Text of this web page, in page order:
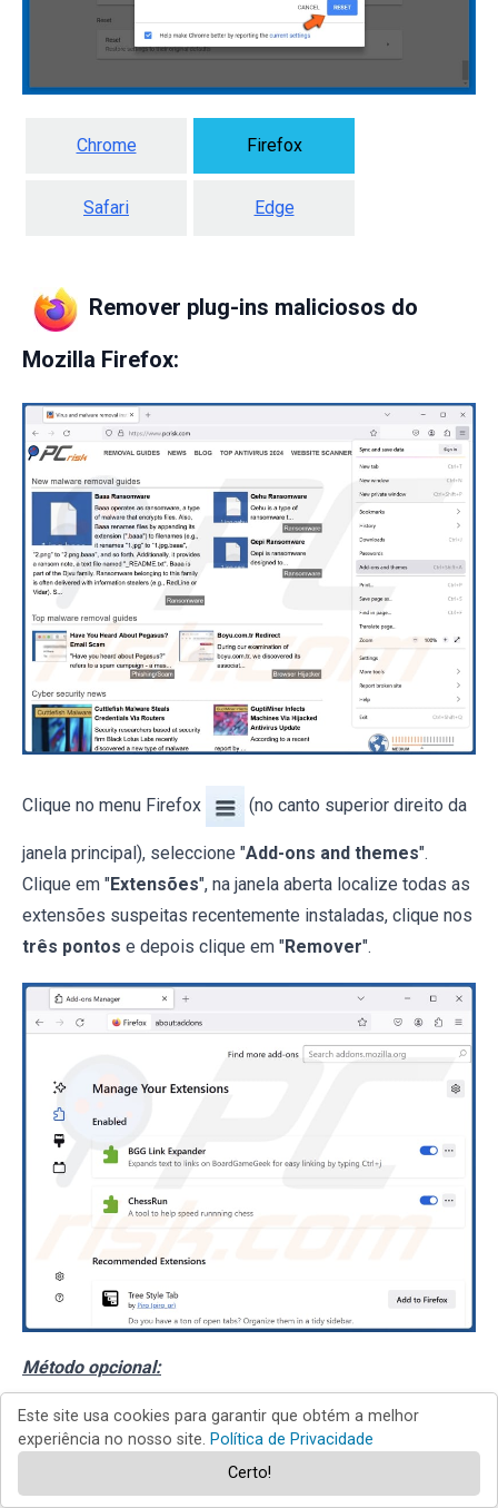
Chrome Firefox
Safari Edge
Remover plug-ins maliciosos do
Mozilla Firefox:
Clique no menu Firefox (no canto superior direito da
janela principal), seleccione "Add-ons and themes".
Clique em "Extensões", na janela aberta localize todas as
extensões suspeitas recentemente instaladas, clique nos
três pontos e depois clique em "Remover".
Método opcional:
Os utilizadores de computador que estão a ter problemas
com a remoção dos sequestrador de navegador
getsearchredirecting.com, podem repor as suas
Este site usa cookies para garantir que obtém a melhor
experiência no nosso site. Política de Privacidade
Certo!